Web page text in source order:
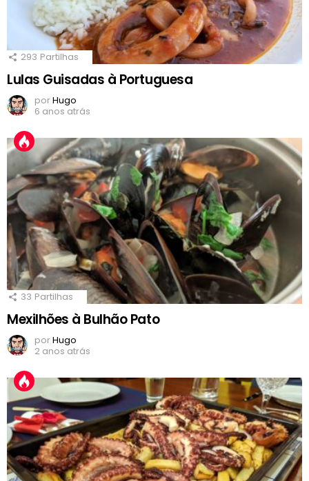
293 Partilhas
Lulas Guisadas à Portuguesa
porHugo
6 anos atrás
33 Partilhas
Mexilhões à Bulhão Pato
porHugo
2 anos atrás